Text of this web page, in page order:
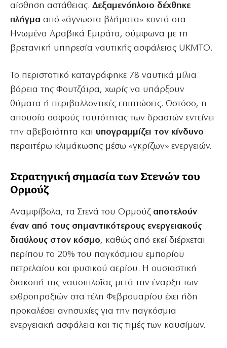
αίσθηση αστάθειας. Δεξαμενόπλοιο δέχθηκε
πλήγμα από «άγνωστα βλήματα» κοντά στα
Ηνωμένα Αραβικά Εμιράτα, σύμφωνα με τη
βρετανική υπηρεσία ναυτικής ασφάλειας UKMTO.
Το περιστατικό καταγράφηκε 78 ναυτικά μίλια
βόρεια της Φουτζάιρα, χωρίς να υπάρξουν
θύματα ή περιβαλλοντικές επιπτώσεις. Ωστόσο, η
απουσία σαφούς ταυτότητας των δραστών εντείνει
την αβεβαιότητα και υπογραμμίζει τον κίνδυνο
περαιτέρω κλιμάκωσης μέσω «γκρίζων» ενεργειών.
Στρατηγική σημασία των Στενών του
Ορμούζ
Αναμφίβολα, τα Στενά του Ορμούζ αποτελούν
έναν από τους σημαντικότερους ενεργειακούς
διαύλους στον κόσμο, καθώς από εκεί διέρχεται
περίπου το 20% του παγκόσμιου εμπορίου
πετρελαίου και φυσικού αερίου. Η ουσιαστική
διακοπή της ναυσιπλοΐας μετά την έναρξη των
εχθροπραξιών στα τέλη Φεβρουαρίου έχει ήδη
προκαλέσει ανησυχίες για την παγκόσμια
ενεργειακή ασφάλεια και τις τιμές των καυσίμων.